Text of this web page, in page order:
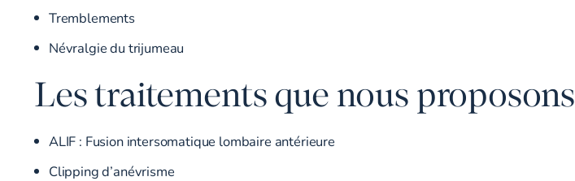
Tremblements
Névralgie du trijumeau
Les traitements que nous proposons
ALIF : Fusion intersomatique lombaire antérieure
Clipping d’anévrisme